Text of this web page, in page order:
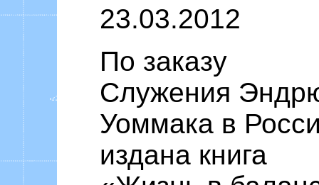
23.03.2012
По заказу
Служения
Уоммака в
издана книга